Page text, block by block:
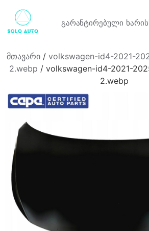
გარანტირებული
მთავარი/ volkswagen-id4-2021-
2.webp / volkswagen-id4-2021-
2.webp